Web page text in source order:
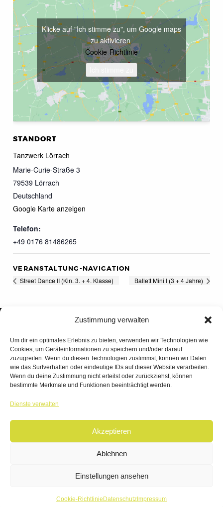
Zustimmung verwalten
Um dir ein optimales Erlebnis zu bieten, verwenden wir Technologien wie
Cookies, um Geräteinformationen zu speichern und/oder darauf
zuzugreifen. Wenn du diesen Technologien zustimmst, können wir Daten
wie das Surfverhalten oder eindeutige IDs auf dieser Website verarbeiten.
Wenn du deine Zustimmung nicht erteilst oder zurückziehst, können
bestimmte Merkmale und Funktionen beeinträchtigt werden.
Dienste verwalten
Akzeptieren
Ablehnen
Einstellungen ansehen
Cookie-Richtlinie Datenschutz Impressum
STANDORT
Tanzwerk Lörrach
Marie-Curie-Straße 3
79539 Lörrach
Deutschland
Google Karte anzeigen
Telefon:
+49 0176 81486265
Klicke auf "Ich stimme zu", um Google maps
zu aktivieren
Cookie-Richtlinie
VERANSTALTUNG-NAVIGATION
Street Dance II (Kin. 3. + 4. Klasse) Ballett Mini I (3 + 4 Jahre)
© 2026 | TANZWERK
DATENSCHUTZ